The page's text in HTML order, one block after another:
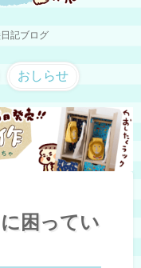
記ブログ
おしらせ
困ってい